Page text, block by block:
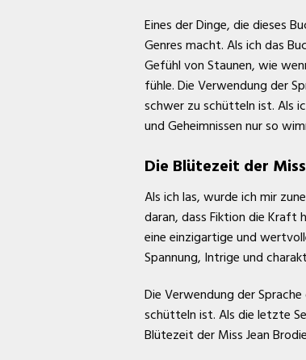
Eines der Dinge, die dieses
Genres macht. Als ich das
Gefühl von Staunen, wie
fühle. Die Verwendung der
schwer zu schütteln ist. Als
und Geheimnissen nur so
Die Blütezeit der
Als ich las, wurde ich mir
daran, dass Fiktion die Kraft
eine einzigartige und
Spannung, Intrige und
Die Verwendung der
schütteln ist. Als die letzte
Blütezeit der Miss Jean